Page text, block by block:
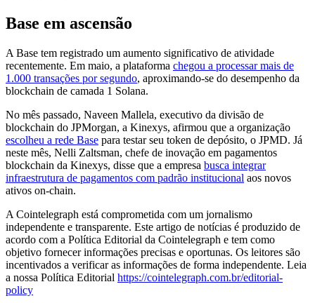
Base em ascensão
A Base tem registrado um aumento significativo de atividade
recentemente. Em maio, a plataforma chegou a processar mais de
1.000 transações por segundo, aproximando-se do desempenho da
blockchain de camada 1 Solana.
No mês passado, Naveen Mallela, executivo da divisão de
blockchain do JPMorgan, a Kinexys, afirmou que a organização
escolheu a rede Base para testar seu token de depósito, o JPMD. Já
neste mês, Nelli Zaltsman, chefe de inovação em pagamentos
blockchain da Kinexys, disse que a empresa busca integrar
infraestrutura de pagamentos com padrão institucional aos novos
ativos on-chain.
A Cointelegraph está comprometida com um jornalismo
independente e transparente. Este artigo de notícias é produzido de
acordo com a Política Editorial da Cointelegraph e tem como
objetivo fornecer informações precisas e oportunas. Os leitores são
incentivados a verificar as informações de forma independente. Leia
a nossa Política Editorial https://cointelegraph.com.br/editorial-
policy